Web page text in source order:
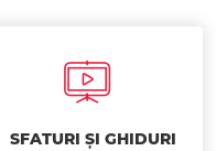
SFATURI ȘI GHIDURI